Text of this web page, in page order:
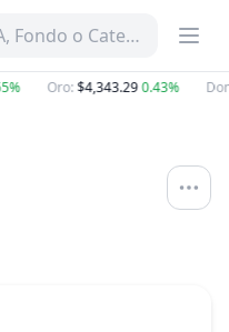
Fondo o Categoría
Oro:$4,343.290.43%